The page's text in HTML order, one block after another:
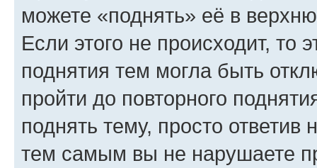
можете «поднять» её в
Если этого не происходит, то
поднятия тем могла быть
пройти до повторного
поднять тему, просто ответив
тем самым вы не нарушаете